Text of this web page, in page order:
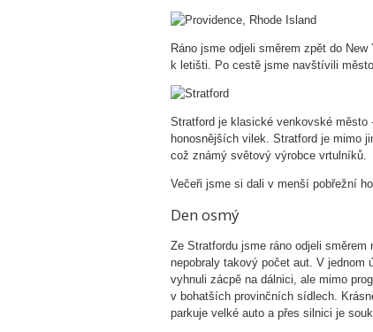
Ráno jsme odjeli směrem zpět do
k letišti. Po cestě jsme navštívili
Stratford je klasické venkovské město
honosnějších vilek. Stratford je mimo
což známý světový výrobce vrtulníků.
Večeři jsme si dali v menší pobřežní
Den osmý
Ze Stratfordu jsme ráno odjeli
nepobraly takový počet aut. V
vyhnuli zácpě na dálnici, ale mimo
v bohatších provinčních sídlech.
parkuje velké auto a přes silnici je